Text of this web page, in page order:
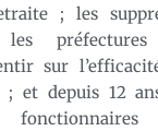
; les
les
sur
et depuis 12
fonctionnaires